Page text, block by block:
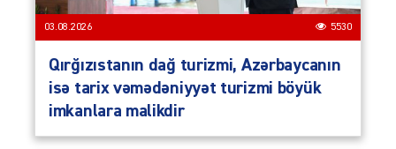
03.08.2026 5530
Qırğızıstanın dağ turizmi, Azərbaycanın
isə tarix vəmədəniyyət turizmi böyük
imkanlara malikdir